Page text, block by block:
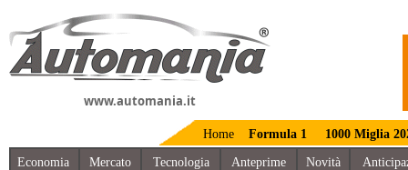
www.automania.it
Home Formula 1 1000 Miglia
Economia Mercato Tecnologia Anteprime Novità